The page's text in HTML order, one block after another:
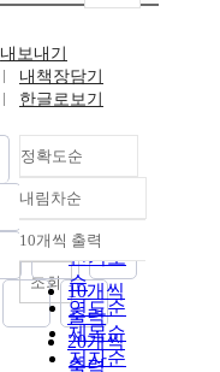
내보내기
내책장담기
한글로보기
정확도순
정확도
순
인기도
순
연도순
제목순
저자순
내림차순
내림차순
10개씩 출력
10개씩
출력
20개씩
출력
조회